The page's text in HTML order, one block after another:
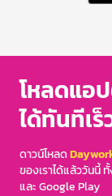
โหลดแอ
ได้ทันทีเร็
ดาวน์โหลด
ของเราได้แล้ววันนี้
และ Google Play